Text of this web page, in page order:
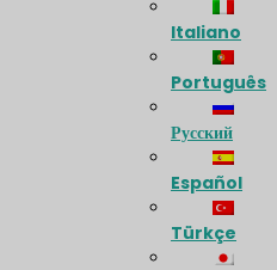
Italiano
Português
Русский
Español
Türkçe